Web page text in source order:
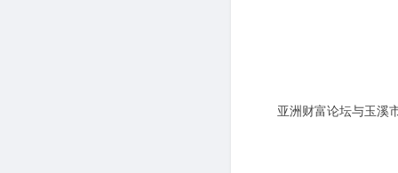
亚洲财富论坛与玉溪